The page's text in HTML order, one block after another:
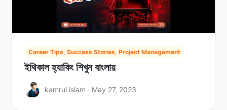
Career Tips, Success Stories, Project Management
ইথিকাল হ্যাকিং শিখুন বাংলায়
kamrul islam · May 27, 2023